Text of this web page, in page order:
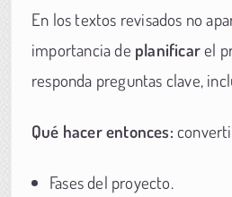
En los textos revisados no
importancia de planificarel
responda preguntas clave,
Qué hacer entonces:
Fases del proyecto.